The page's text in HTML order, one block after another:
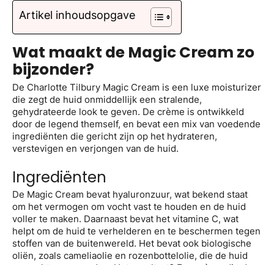
Artikel inhoudsopgave
Wat maakt de Magic Cream zo
bijzonder?
De Charlotte Tilbury Magic Cream is een luxe moisturizer
die zegt de huid onmiddellijk een stralende,
gehydrateerde look te geven. De crème is ontwikkeld
door de legend themself, en bevat een mix van voedende
ingrediënten die gericht zijn op het hydrateren,
verstevigen en verjongen van de huid.
Ingrediënten
De Magic Cream bevat hyaluronzuur, wat bekend staat
om het vermogen om vocht vast te houden en de huid
voller te maken. Daarnaast bevat het vitamine C, wat
helpt om de huid te verhelderen en te beschermen tegen
stoffen van de buitenwereld. Het bevat ook biologische
oliën, zoals cameliaolie en rozenbottelolie, die de huid